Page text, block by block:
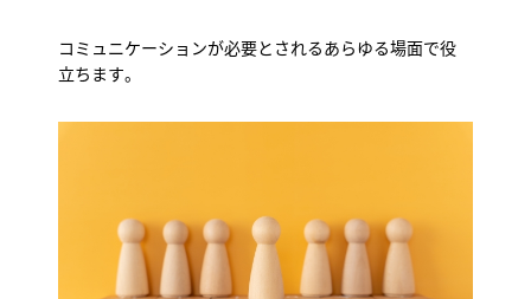
コミュニケーションが必要とされるあらゆる場面で役
立ちます。